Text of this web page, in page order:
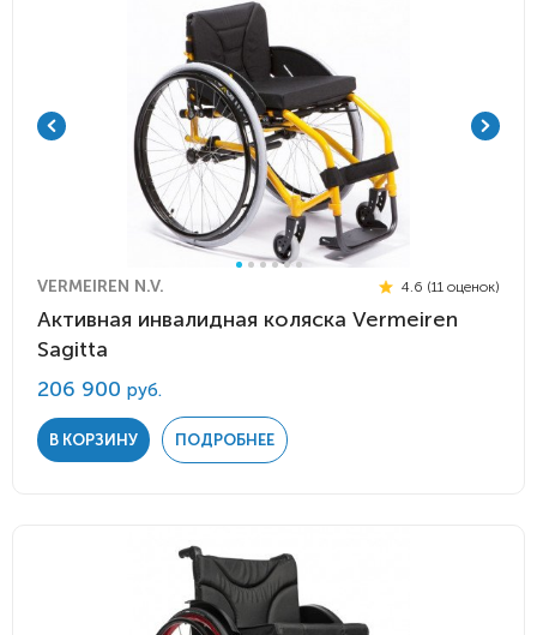
VERMEIREN N.V. 4.6 (11 оценок)
Активная инвалидная коляска Vermeiren
Sagitta
206 900 руб.
В КОРЗИНУ ПОДРОБНЕЕ